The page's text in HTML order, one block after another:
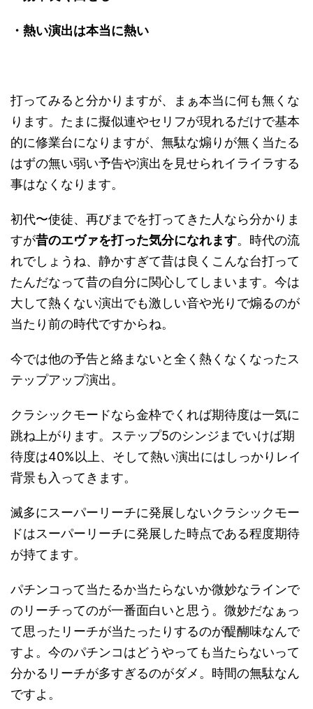
・熱い演出は本当に熱い
打ってみると分かりますが、まぁ本当に何も無くな
ります。たまに擬似連やセリフが現れるだけで基本
的に修業台になりますが、無駄な煽りが無く当たる
はずの無い弱い予告や演出を見せられイライラする
事はなくなります。
初代〜使徒、再びまでを打ってきた人なら分かりま
すが昔のエヴァを打った気分になれます。時代の流
れでしょうね、静かすぎて昔は良くこんな台打って
たんだなって昔の自分に関心してしまいます。今は
大して熱くない演出でも激しい音や光りで煽るのが
当たり前の時代ですからね。
今では他の予告と絡まないと全く熱くなくなったス
テップアップ演出。
クラシックモードなら金枠でくれば期待度は一気に
跳ね上がります。ステップ5のシンジまでいけば期
待度は40%以上、そして熱い演出にはしっかりレイ
背景も入ってきます。
滅多にスーパーリーチに発展しないクラシックモー
ドはスーパーリーチに発展した時点である程度期待
が持てます。
パチンコって当たるか当たらないか微妙なラインで
のリーチってのが一番面白いと思う。微妙だなぁっ
て思ったリーチが当たったりするのが醍醐味なんで
すよ。今のパチンコはどうやっても当たらないって
分かるリーチが多すぎるのがダメ。時間の無駄なん
ですよ。